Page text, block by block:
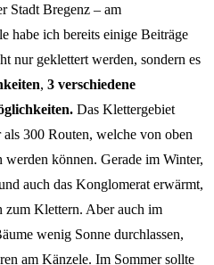
Stadt Bregenz – am
habe ich bereits einige Beiträge
nur geklettert werden, sondern es
, 3 verschiedene
Das Klettergebiet
300 Routen, welche von oben
werden können. Gerade im Winter,
auch das Konglomerat erwärmt,
zum Klettern. Aber auch im
wenig Sonne durchlassen,
am Känzele. Im Sommer sollte